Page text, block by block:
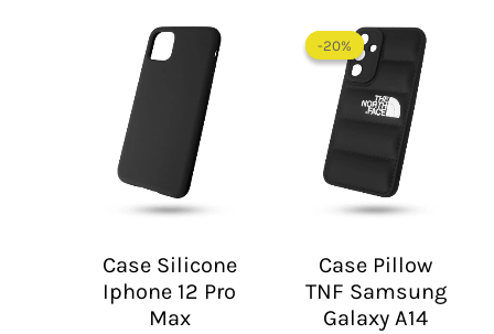
Case Silicone
Iphone 12 Pro
Max
-20%
-20%
Case Pillow
TNF Samsung
Galaxy A14
precio
original
era:
$ 60.000.